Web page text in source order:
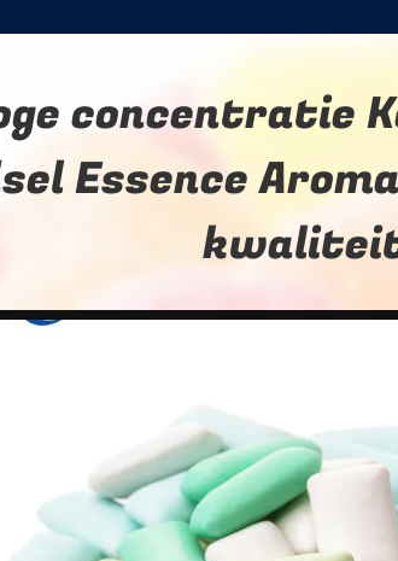
concentratie
Essence